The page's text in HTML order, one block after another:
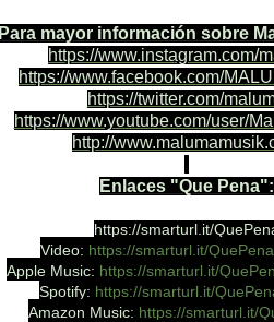
Para mayor información sobre
https://www.instagram.com/
https://www.facebook.com/
https://twitter.com/
https://www.youtube.com/user/
http://
Enlaces "Que Pena":
https://smarturl.it/
Video: https://smarturl.it/
Apple Music: https://smarturl.it/
Spotify: https://smarturl.it/
Amazon Music: https://smarturl.it/